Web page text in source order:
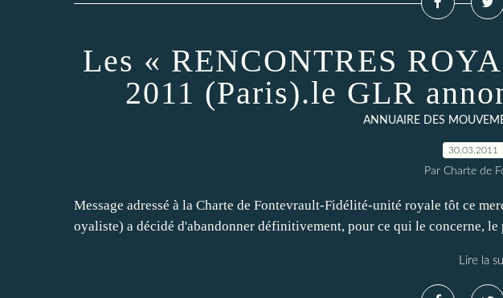
Les « RENCONTRES
2011 (Paris).le GLR
ANNUAIRE DES
30.03.2011
Par Charte de
Message adressé à la Charte de Fontevrault-Fidélité-unité royale tôt ce
oyaliste) a décidé d'abandonner définitivement, pour ce qui le concerne, le
Lire la